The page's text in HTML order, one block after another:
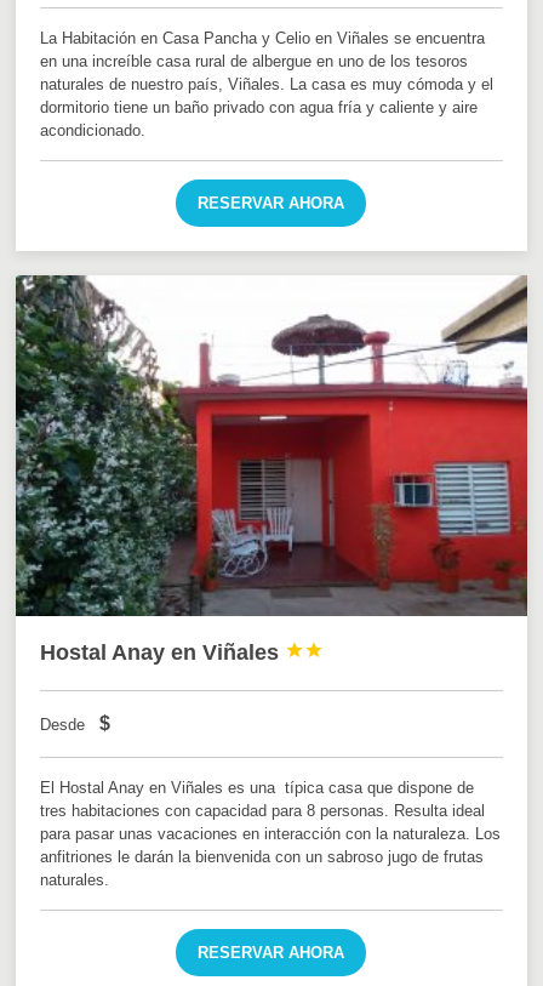
La Habitación en Casa Pancha y Celio en Viñales se encuentra
en una increíble casa rural de albergue en uno de los tesoros
naturales de nuestro país, Viñales. La casa es muy cómoda y el
dormitorio tiene un baño privado con agua fría y caliente y aire
acondicionado.
RESERVAR AHORA
Hostal Anay en Viñales 

Desde $
El Hostal Anay en Viñales es una típica casa que dispone de
tres habitaciones con capacidad para 8 personas. Resulta ideal
para pasar unas vacaciones en interacción con la naturaleza. Los
anfitriones le darán la bienvenida con un sabroso jugo de frutas
naturales.
RESERVAR AHORA